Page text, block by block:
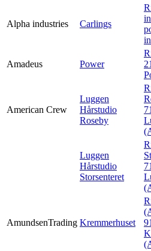
Alpha industries Carlings
Amadeus Power
American Crew
Luggen
Hårstudio
Roseby
Luggen
Hårstudio
Storsenteret
AmundsenTrading Kremmerhuset